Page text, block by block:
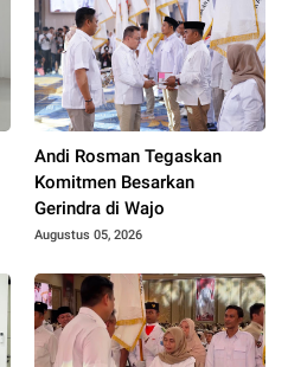
Andi Rosman Tegaskan
Komitmen Besarkan
Gerindra di Wajo
Augustus 05, 2026